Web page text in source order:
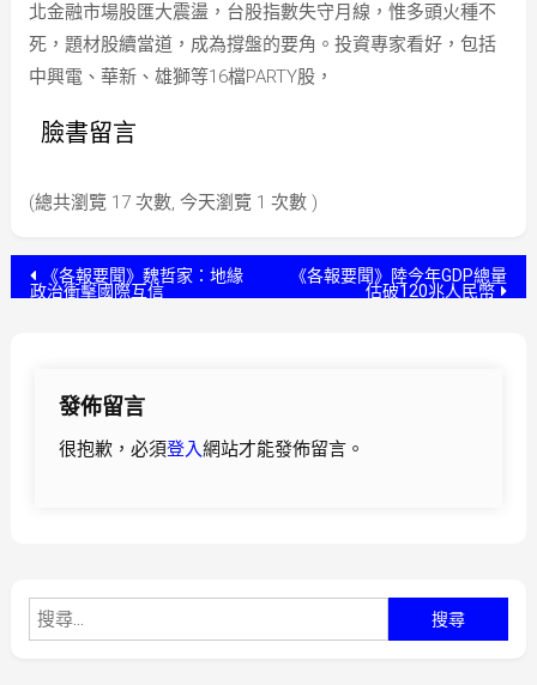
北金融市場股匯大震盪，台股指數失守月線，惟多頭火種不
死，題材股續當道，成為撐盤的要角。投資專家看好，包括
中興電、華新、雄獅等16檔PARTY股，
臉書留言
(總共瀏覽 17 次數, 今天瀏覽 1 次數 )
文 《各報要聞》魏哲家：地緣
政治衝擊國際互信
《各報要聞》陸今年GDP總量
估破120兆人民幣
發佈留言
很抱歉，必須登入網站才能發佈留言。
尋